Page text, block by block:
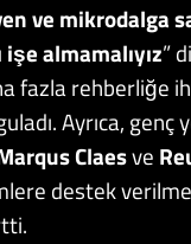
ve mikrodalga
almamalıyız”
fazla rehberliğe
Ayrıca, genç
Claesve
destek